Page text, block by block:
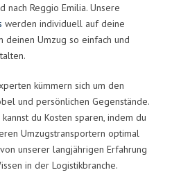
Reggio Emilia. Unsere
werden individuell auf deine
deinen Umzug so einfach und
kümmern sich um den
und persönlichen Gegenstände.
du Kosten sparen, indem du
Umzugstransportern optimal
unserer langjährigen Erfahrung
in der Logistikbranche.